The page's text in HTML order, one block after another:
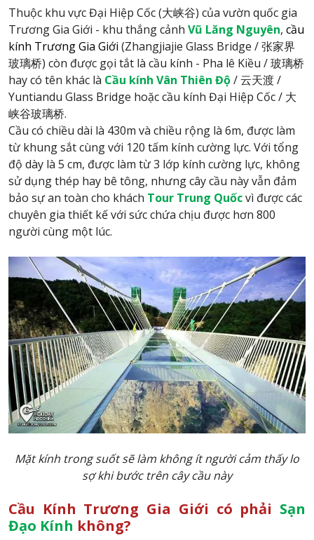
Thuộc khu vực Đại Hiệp Cốc (大峡谷) của vườn quốc gia
Trương Gia Giới - khu thắng cảnh Vũ Lăng Nguyên, cầu
kính Trương Gia Giới (Zhangjiajie Glass Bridge / 张家界
玻璃桥) còn được gọi tắt là cầu kính - Pha lê Kiều / 玻璃桥
hay có tên khác là Cầu kính Vân Thiên Độ/ 云天渡 /
Yuntiandu Glass Bridge hoặc cầu kính Đại Hiệp Cốc / 大
峡谷玻璃桥.
Cầu có chiều dài là 430m và chiều rộng là 6m, được làm
từ khung sắt cùng với 120 tấm kính cường lực. Với tổng
độ dày là 5 cm, được làm từ 3 lớp kính cường lực, không
sử dụng thép hay bê tông, nhưng cây cầu này vẫn đảm
bảo sự an toàn cho khách Tour Trung Quốcvì được các
chuyên gia thiết kế với sức chứa chịu được hơn 800
người cùng một lúc.
Mặt kính trong suốt sẽ làm không ít người cảm thấy lo
sợ khi bước trên cây cầu này
Cầu Kính Trương Gia Giới có phải Sạn
Đạo Kính không?